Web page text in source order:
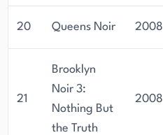
20 Queens Noir 2008
21
Brooklyn
Noir 3:
Nothing But
the Truth
2008